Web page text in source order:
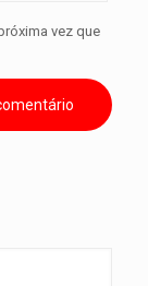
vez que